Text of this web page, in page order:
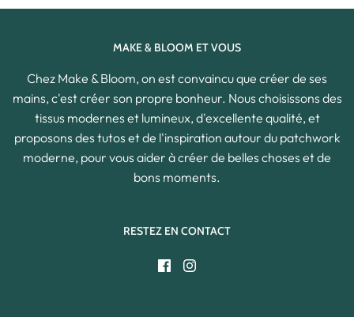
MAKE & BLOOM ET VOUS
Chez Make & Bloom, on est convaincu que créer de ses
mains, c'est créer son propre bonheur. Nous choisissons des
tissus modernes et lumineux, d'excellente qualité, et
proposons des tutos et de l'inspiration autour du patchwork
moderne, pour vous aider à créer de belles choses et de
bons moments.
RESTEZ EN CONTACT